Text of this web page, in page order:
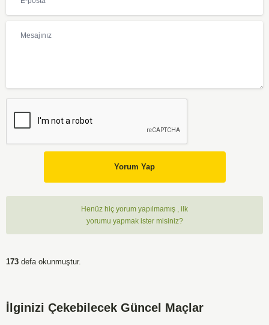
Yorum Yap
Henüz hiç yorum yapılmamış , ilk
yorumu yapmak ister misiniz?
173 defa okunmuştur.
İlginizi Çekebilecek Güncel Maçlar